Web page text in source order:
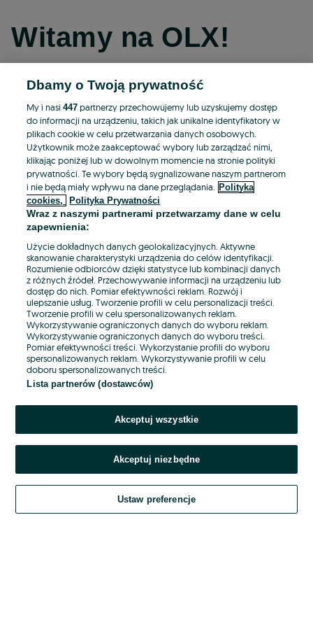
Witamy na OLX!
Kontynuuj przez Facebooka
Kontynuuj przez konto Apple
Kontynuuj przez konto Google
LUB
E-mail
Hasło
Nie pamiętasz hasła?
Zaloguj się
Kontynuując za pośrednictwem jednego z dostawców wskazanych powyżej,
Regulamin serwisu OLX.pl w jego aktualnym brzmieniu.
Dbamy o Twoją prywatność
My i nasi447 partnerzy przechowujemy lub uzyskujemy dostęp
do informacji na urządzeniu, takich jak unikalne identyfikatory w
plikach cookie w celu przetwarzania danych osobowych.
Użytkownik może zaakceptować wybory lub zarządzać nimi,
klikając poniżej lub w dowolnym momencie na stronie polityki
prywatności. Te wybory będą sygnalizowane naszym partnerom
i nie będą miały wpływu na dane przeglądania.
Polityka
cookies,
Polityka Prywatności
Wraz z naszymi partnerami przetwarzamy dane w celu
zapewnienia:
Użycie dokładnych danych geolokalizacyjnych. Aktywne
skanowanie charakterystyki urządzenia do celów identyfikacji.
Rozumienie odbiorców dzięki statystyce lub kombinacji danych
z różnych źródeł. Przechowywanie informacji na urządzeniu lub
dostęp do nich. Pomiar efektywności reklam. Rozwój i
ulepszanie usług. Tworzenie profili w celu personalizacji treści.
Tworzenie profili w celu spersonalizowanych reklam.
Wykorzystywanie ograniczonych danych do wyboru reklam.
Wykorzystywanie ograniczonych danych do wyboru treści.
Pomiar efektywności treści. Wykorzystanie profili do wyboru
spersonalizowanych reklam. Wykorzystywanie profili w celu
doboru spersonalizowanych treści.
Lista partnerów (dostawców)
Akceptuj wszystkie
Akceptuj niezbędne
Ustaw preferencje